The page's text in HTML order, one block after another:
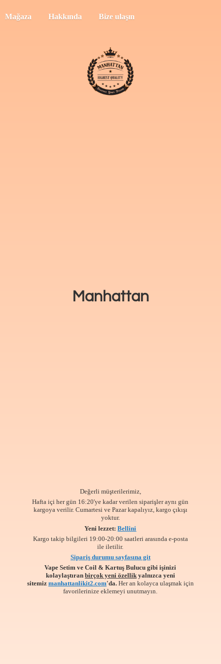
Mağaza Hakkında Bize ulaşın
Manhattan
Değerli müşterilerimiz,
Hafta içi her gün 16:20'ye kadar verilen siparişler aynı gün
kargoya verilir. Cumartesi ve Pazar kapalıyız, kargo çıkışı
yoktur.
Yeni lezzet:Bellini
Kargo takip bilgileri 19:00-20:00 saatleri arasında e-posta
ile iletilir.
Sipariş durumu sayfasına git
Vape Setim ve Coil & Kartuş Bulucu gibi işinizi
kolaylaştıran birçok yeni özellikyalnızca yeni
sitemiz manhattanlikit2.com'da. Her an kolayca ulaşmak için
favorilerinizeeklemeyi unutmayın.